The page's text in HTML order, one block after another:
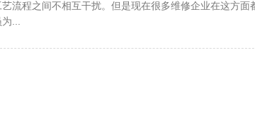
艺流程之间不相互干扰。但是现在很多维修企业在这方
...